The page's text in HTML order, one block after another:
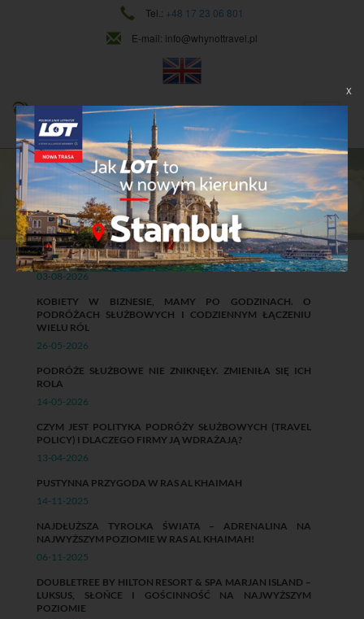
Tel.: +48 17 23 06 801
E-mail: info@whynottravel.pl
PODRÓŻE SŁUŻBOWE KLASY BIZNES
WITAJ W ŚWIECIE WHY NOT TRAVEL
Dowiedz się więcej
WORKATION W FIRMIE: KORZYŚCI, RYZYKA I ZASADY
03-08-2026
KOBIETY W BIZNESIE, MAMY PO GODZINACH. O
PODRÓŻACH SŁUŻBOWYCH I CODZIENNYM ŁĄCZENIU
WIELU RÓL
26-05-2026
PODRÓŻE SŁUŻBOWE NIE ZNIKNĘŁY. ZMIENIŁA SIĘ ICH
ROLA
14-05-2026
CZYM JEST POLITYKA PODRÓŻY SŁUŻBOWYCH (TRAVEL
POLICY) I DLACZEGO FIRMY JĄ WDRAŻAJĄ?
13-04-2026
PUSTYNNA PRZYGODA W RAS AL KHAIMAH
14-11-2025
NAJDŁUŻSZA TYROLKA ŚWIATA – ADRENALINA NA
NAJWYŻSZYM POZIOMIE W RAS AL KHAIMAH!
06-11-2025
DOUBLETREE BY HILTON RESORT & SPA MARJAN ISLAND –
LUKSUS, SŁOŃCE I GOŚCINNOŚĆ NA NAJWYŻSZYM
POZIOMIE
X